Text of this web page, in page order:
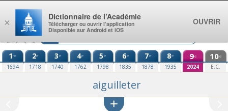
Aller au contenu
1re
1694
2e
1718
3e
1740
4e
1762
5e
1798
6e
1835
7e
1878
8e
1935
9e
2024
10e
E.C.
aiguilleter
×
Dictionnaire de l’Académie
Télécharger ou ouvrir l’application
Disponible sur Android et iOS
OUVRIR